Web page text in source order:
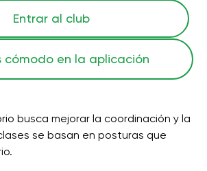
Entrar al club
cómodo en la aplicación
busca mejorar la coordinación y la
se basan en posturas que